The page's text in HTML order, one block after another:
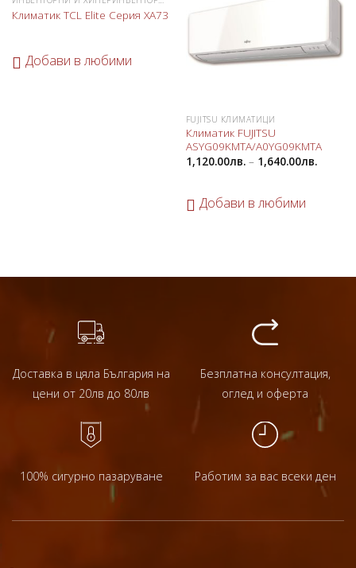
любими
Климатик TCL Elite Серия XA73
Добави в любими
FUJITSU КЛИМАТИЦИ
Климатик FUJITSU
ASYG09KМTA/A0YG09KМТA
1,120.00лв.– 1,640.00лв.
Добави в любими
Доставка в цяла България на
цени от 20лв до 80лв
Безплатна консултация,
оглед и оферта
100% сигурно пазаруване Работим за вас всеки ден